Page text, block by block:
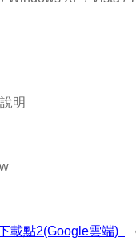
明
載點2(Google雲端)